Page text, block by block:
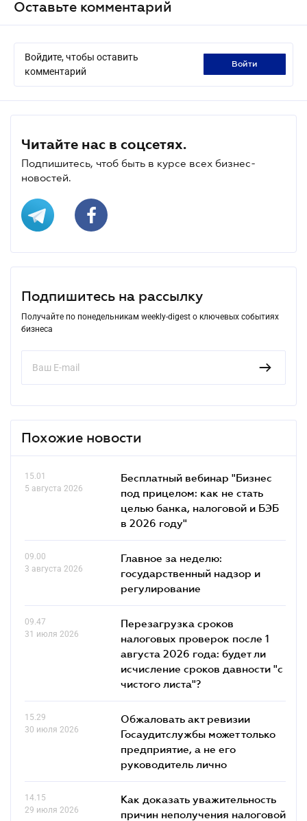
Оставьте комментарий
Войдите, чтобы оставить
комментарий
войти
Читайте нас в соцсетях.
Подпишитесь, чтоб быть в курсе всех бизнес-
новостей.
Подпишитесь на рассылку
Получайте по понедельникам weekly-digest о ключевых событиях
бизнеса
Похожие новости
15.01
5 августа 2026
Бесплатный вебинар "Бизнес
под прицелом: как не стать
целью банка, налоговой и БЭБ
в 2026 году"
09.00
3 августа 2026
Главное за неделю:
государственный надзор и
регулирование
09.47
31 июля 2026
Перезагрузка сроков
налоговых проверок после 1
августа 2026 года: будет ли
исчисление сроков давности "с
чистого листа"?
15.29
30 июля 2026
Обжаловать акт ревизии
Госаудитслужбы может только
предприятие, а не его
руководитель лично
14.15
29 июля 2026
Как доказать уважительность
причин неполучения налоговой